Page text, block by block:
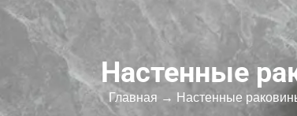
Настенные
Главная → Настенные